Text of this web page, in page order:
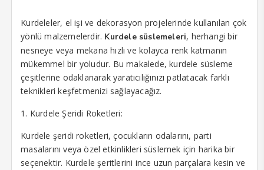
Panel
panel
panel
panel
panel
panel
Kurdeleler, el işi ve dekorasyon projelerinde kullanılan çok
yönlü malzemelerdir. Kurdele süslemeleri, herhangi bir
nesneye veya mekana hızlı ve kolayca renk katmanın
mükemmel bir yoludur. Bu makalede, kurdele süsleme
çeşitlerine odaklanarak yaratıcılığınızı patlatacak farklı
teknikleri keşfetmenizi sağlayacağız.
1. Kurdele Şeridi Roketleri:
Kurdele şeridi roketleri, çocukların odalarını, parti
masalarını veya özel etkinlikleri süslemek için harika bir
seçenektir. Kurdele şeritlerini ince uzun parçalara kesin ve